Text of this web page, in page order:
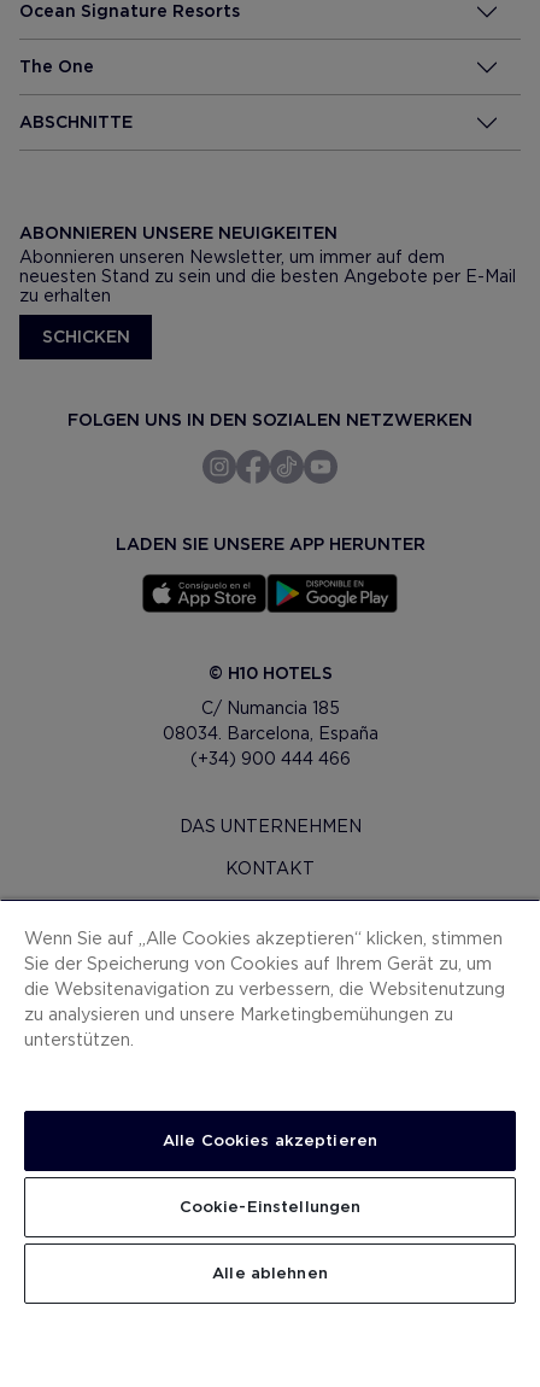
SUCHEN
Ocean Signature Resorts
The One
ABSCHNITTE
ABONNIEREN UNSERE NEUIGKEITEN
Abonnieren unseren Newsletter, um immer auf dem
neuesten Stand zu sein und die besten Angebote per E-Mail
zu erhalten
SCHICKEN
FOLGEN UNS IN DEN SOZIALEN NETZWERKEN
LADEN SIE UNSERE APP HERUNTER
© H10 HOTELS
C/ Numancia 185
08034. Barcelona, España
(+34) 900 444 466
DAS UNTERNEHMEN
KONTAKT
PRESSERAUM
SITEMAP
ANZEIGEKANAL
ARBEITEN SIE MIT UNS
....
Wenn Sie auf „Alle Cookies akzeptieren“ klicken, stimmen
Sie der Speicherung von Cookies auf Ihrem Gerät zu, um
die Websitenavigation zu verbessern, die Websitenutzung
zu analysieren und unsere Marketingbemühungen zu
unterstützen.
Alle Cookies akzeptieren
Alle ablehnen
Cookie-Einstellungen